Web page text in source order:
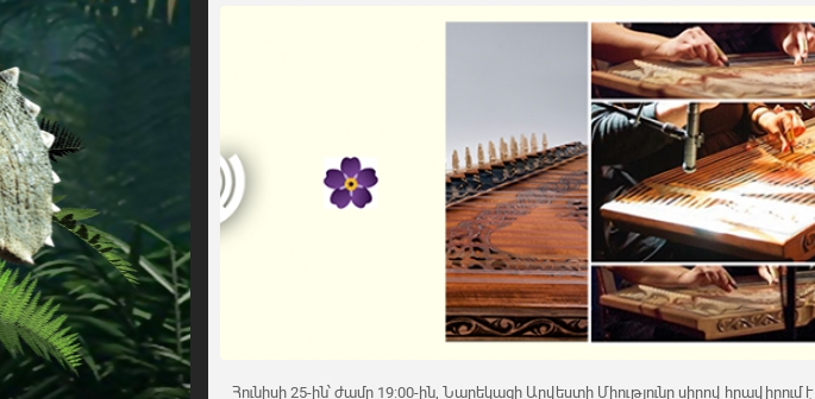
Հունիսի 25-ին՝ ժամը 19:00-ին, Նարեկացի Արվեստի Միությունը սիրով հրավիրում է